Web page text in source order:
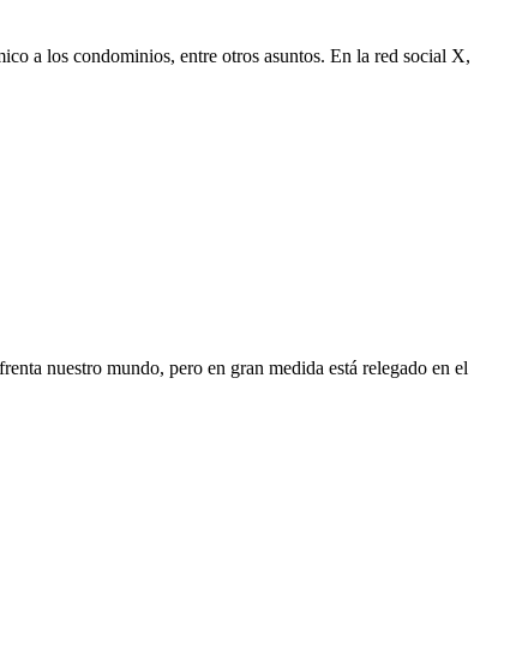
a los condominios, entre otros asuntos. En la red social X,
nuestro mundo, pero en gran medida está relegado en el